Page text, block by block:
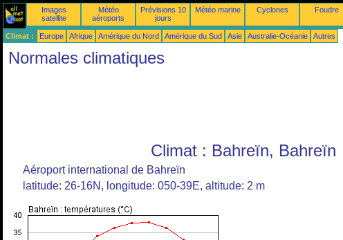
Images
satellite
Météo
aéroports
Prévisions 10
jours
Météo marine Cyclones Foudre
Climat : Europe Afrique Amérique du Nord Amérique du Sud Asie Australie-Océanie Autres
Normales climatiques
Climat : Bahreïn, Bahreïn
Aéroport international de Bahreïn
latitude: 26-16N, longitude: 050-39E, altitude: 2 m